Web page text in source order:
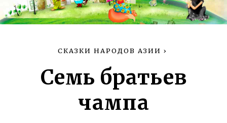
СКАЗКИ НАРОДОВ АЗИИ ›
Семь братьев
чампа